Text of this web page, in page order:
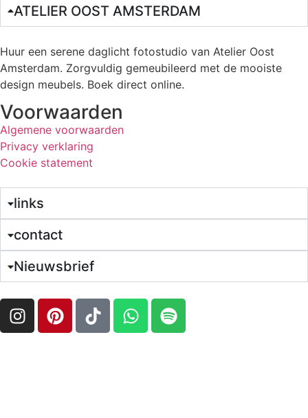
ATELIER OOST AMSTERDAM
Huur een serene daglicht fotostudio van Atelier Oost
Amsterdam. Zorgvuldig gemeubileerd met de mooiste
design meubels. Boek direct online.
Voorwaarden
Algemene voorwaarden
Privacy verklaring
Cookie statement
links
contact
Nieuwsbrief